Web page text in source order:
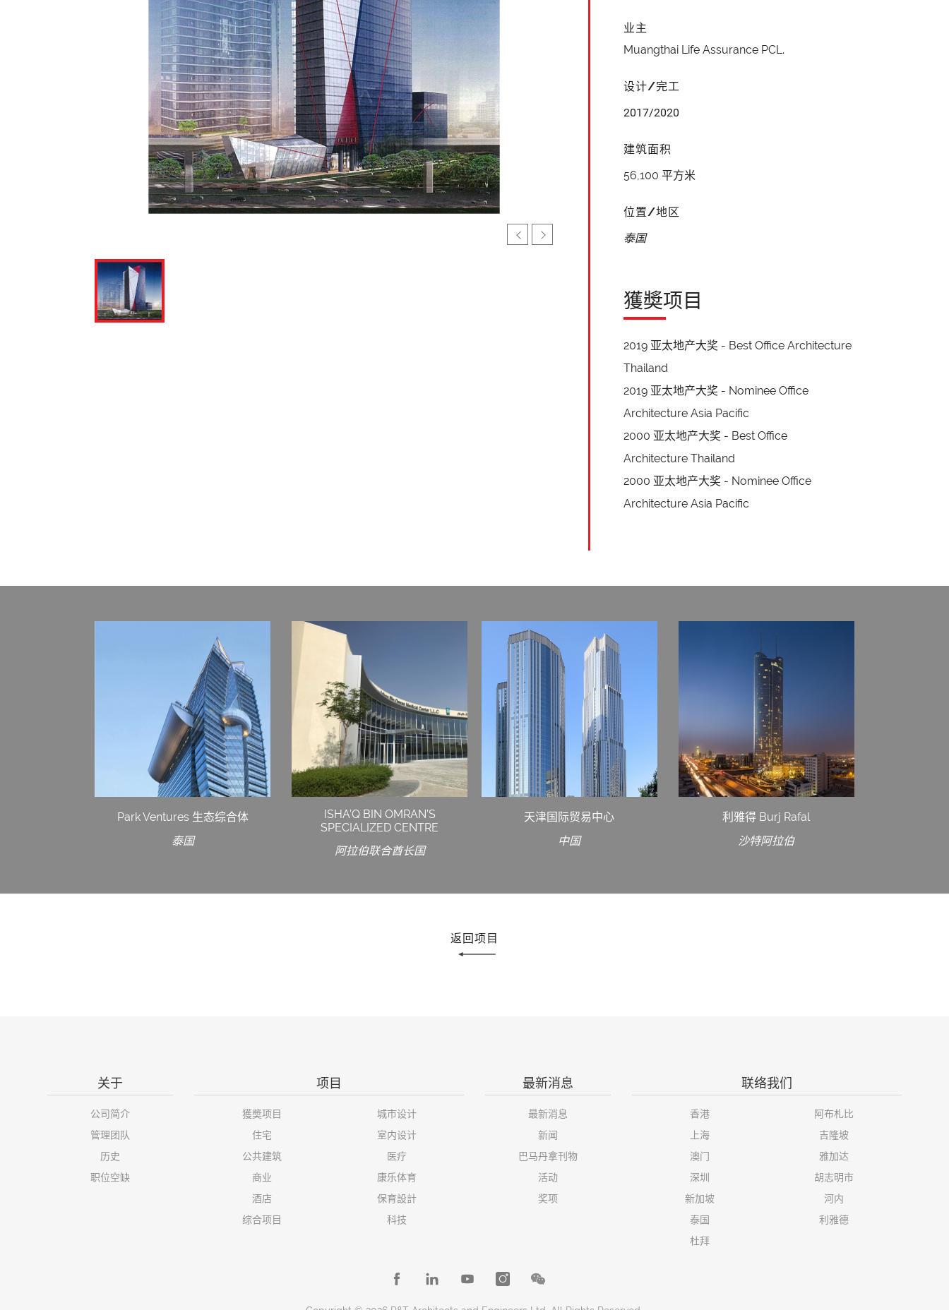
业主
Muangthai Life Assurance PCL.
设计/完工
2017/2020
建筑面积
56,100 平方米
位置/地区
泰国
獲奬项目
2019 亚太地产大奖 - Best Office Architecture
Thailand
2019 亚太地产大奖 - Nominee Office
Architecture Asia Pacific
2000 亚太地产大奖 - Best Office
Architecture Thailand
2000 亚太地产大奖 - Nominee Office
Architecture Asia Pacific
Park Ventures 生态综合体
泰国
ISHA’Q BIN OMRAN’S
SPECIALIZED CENTRE
阿拉伯联合酋长国
天津国际贸易中心
中国
利雅得 Burj Rafal
沙特阿拉伯
返回项目
关于
公司简介
管理团队
历史
职位空缺
项目
獲奬项目
住宅
公共建筑
商业
酒店
综合项目
城市设计
室内设计
医疗
康乐体育
保育設計
科技
最新消息
最新消息
新闻
巴马丹拿刊物
活动
奖项
联络我们
香港
上海
澳门
深圳
新加坡
泰国
杜拜
阿布札比
吉隆坡
雅加达
胡志明市
河内
利雅德